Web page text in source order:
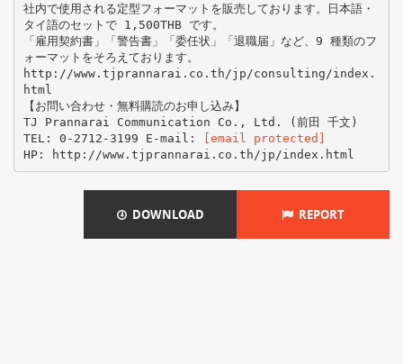
社内で使用される定型フォーマットを販売しております。日本語・
タイ語のセットで 1,500THB です。
「雇用契約書」「警告書」「委任状」「退職届」など、9 種類のフ
ォーマットをそろえております。
http://www.tjprannarai.co.th/jp/consulting/index.
html
【お問い合わせ・無料購読のお申し込み】
TJ Prannarai Communication Co., Ltd. (前田 千文)
TEL: 0-2712-3199 E-mail:
[email protected]
DOWNLOAD REPORT